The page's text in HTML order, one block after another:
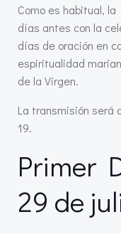
Como es habitual,
días antes con la
días de oración en
espiritualidad
de la Virgen.
La transmisión será
19.
Primer
29 de